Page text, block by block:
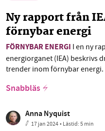
Ny rapport från
förnybar energi
FÖRNYBAR ENERGI I en ny
energiorganet (IEA) beskrivs
trender inom förnybar energi.
Snabbläs
Anna Nyquist
17 jan 2024• Lästid:5 min